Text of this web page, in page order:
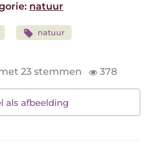
natuur
natuur
23 stemmen 378
als afbeelding